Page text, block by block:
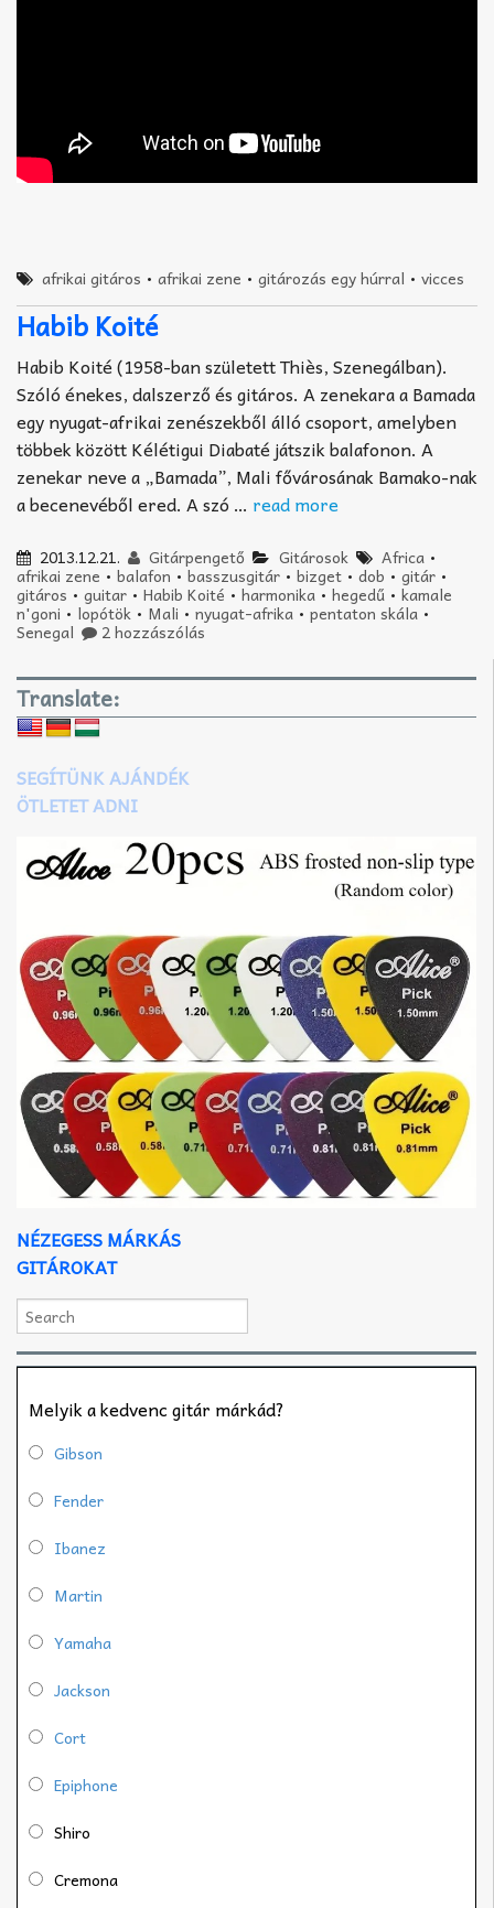
afrikai gitáros •afrikai zene •gitározás egy húrral •vicces
Habib Koité
Habib Koité (1958-ban született Thiès, Szenegálban).
Szóló énekes, dalszerző és gitáros. A zenekara a Bamada
egy nyugat-afrikai zenészekből álló csoport, amelyben
többek között Kélétigui Diabaté játszik balafonon. A
zenekar neve a „Bamada”, Mali fővárosának Bamako-nak
a becenevéből ered. A szó … read more
2013.12.21. Gitárpengető Gitárosok Africa•
afrikai zene • balafon • basszusgitár • bizget • dob • gitár •
gitáros • guitar • Habib Koité • harmonika • hegedű • kamale
n'goni • lopótök • Mali • nyugat-afrika • pentaton skála •
Senegal 2 hozzászólás
Translate:
SEGÍTÜNK AJÁNDÉK
ÖTLETET ADNI
NÉZEGESS MÁRKÁS
GITÁROKAT
Melyik a kedvenc gitár márkád?
Gibson
Fender
Ibanez
Martin
Yamaha
Jackson
Cort
Epiphone
Shiro
Cremona